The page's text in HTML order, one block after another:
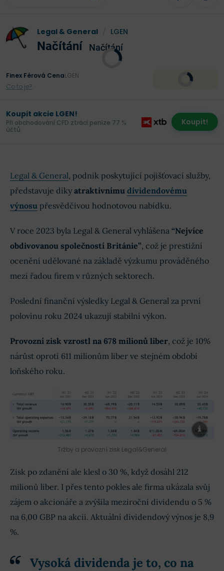
Legal & General LGEN
Načítání Načítání
Finex Férová CenaLGEN
Co to je?
Koupit akcie LGEN!
Při obchodování CFD ztrácí peníze 77 %
účtů.
Koupit!
Legal & General, podnik poskytující pojišťovací služby,
představuje díky atraktivnímu dividendovému
výnosu přesvědčivou hodnotovou nabídku.
V roce 2023 byla Legal & General vyhlášena “Nejvíce
obdivovanou společností Británie”, což je prestižní
ocenění udělované na základě výzkumu prováděného
mezi řadou firem v různých sektorech.
Poslední finanční výsledky Legal & General za první
polovinu roku 2024 ukazují stabilní výkon.
Provozní zisk vzrostl na 678 milionů liber, což je 10%
nárůst oproti 611 milionům liber ve stejném období
loňského roku.
Tržby a provozní zisk Legal&General
Zisk po zdanění ale klesl o 30 %, když dosáhl 212
milionů liber. I přes tento pokles ale firma ukázala svůj
zájem o akcionáře a zvýšila meziroční dividendu o 5 %
na 6,00 GBP na akcii. Aktuální dividendový výnos je 8,9
%.
Vysoká dividenda je to, co na